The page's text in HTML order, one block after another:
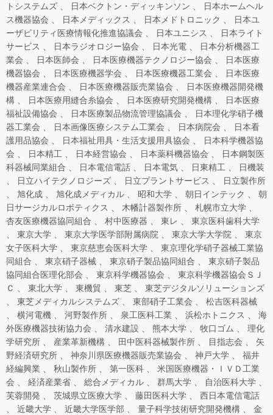
トシステムズ
日本ベクトン・ディッキンソン
日本ホームヘル
ス機器協会
日本メディックス 日本メドトロニック
日本ユ
ーザビリティ医療情報化推進協議会
日本ユニシス
日本ライト
サービス
日本ラジオロジー協会 日本光電
日本分析機器工
業会
日本医師会 日本医療機器テクノロジー協会
日本医療
機器協会
日本医療機器学会 日本医療機器工業会
日本医療
機器産業連合会
日本医療機器販売業協会
日本医療機器開発機
構
日本医療用縫合糸協会 日本医療研究開発機構
日本医療
福祉設備協会
日本医療製品物流管理協議会
日本理化学硝子機
器工業会
日本画像医療システム工業会 日本病院会
日本看
護用品協会
日本福祉用具・生活支援用具協会
日本科学機器協
会
日本精工 日本経営協会 日本薬科機器協会
日本鋼製医
科器械同業組合
日本電信電話 日本電気 日東精工
日機装
日立ハイテクノロジーズ
日立プラントサービス
日立製作所
旭化成
旭化成メディカル 昭和大学 朝日インテック
朝
日サージカルロボティクス
木幡計器製作所
札幌市立大学
杏友医療機器協同組合
村中医療器 東レ
東京医科歯科大学
東京大学
東京大学医学部附属病院 東京大学大学院
東京
女子医科大学
東京慈恵会医科大学
東京理化学硝子器械工業協
同組合
東京硝子器械 東京硝子製品協同組合
東京硝子製品
協同組合医理化部会
東京科学機器協会
東京科学機器協会ＳＪ
Ｃ
東北大学 東機貿 東芝
東芝デジタルソリューションズ
東芝メディカルシステムズ
東部硝子工業会
松吉医科器械
横河電機
河野製作所 泉工医科工業 浜松ホトニクス
海
外医療機器技術協力会
清水建設 熊本大学 牧口ゴム
理化
学研究所
産業革新機構 田中医科器械製作所 目指志会
矢
野経済研究所
神奈川県医療機器販売業協会 神戸大学
福井
経編興業
秋山製作所 第一医科
米国医療機器・ＩＶＤ工業
会
経済産業省 総合メディカル 群馬大学
自治医科大学
芙蓉開発
茨城県立医療大学 藤田医科大学
西日本電信電話
近畿大学
近畿大学医学部 量子科学技術研究開発機構 金